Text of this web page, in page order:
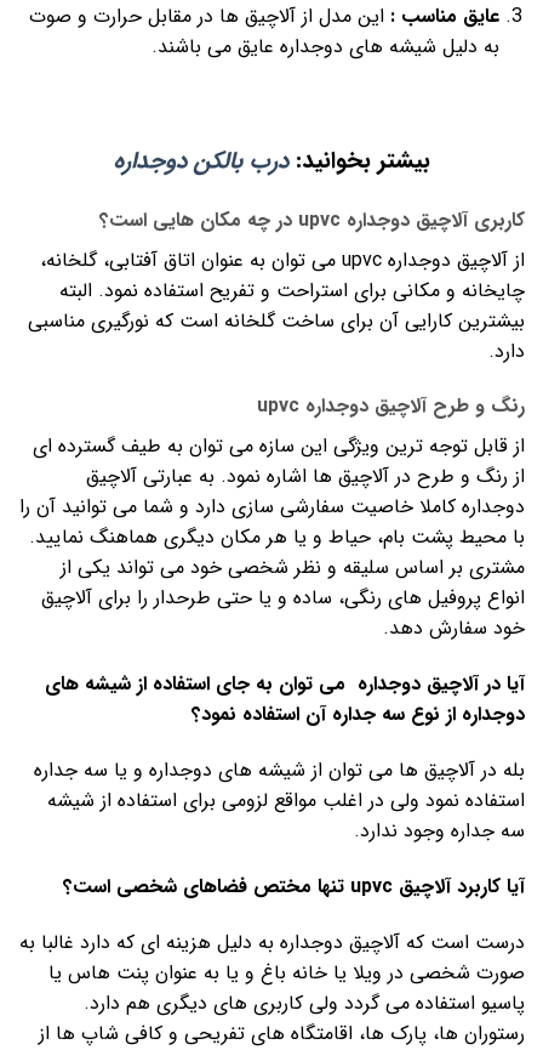
عایق مناسب : این مدل از آلاچیق ها در مقابل حرارت و صوت
به دلیل شیشه های دوجداره عایق می باشند.
بیشتر بخوانید:درب بالکن دوجداره
کاربری آلاچیق دوجداره upvc در چه مکان هایی است؟
از آلاچیق دوجداره upvc می توان به عنوان اتاق آفتابی، گلخانه،
چایخانه و مکانی برای استراحت و تفریح استفاده نمود. البته
بیشترین کارایی آن برای ساخت گلخانه است که نورگیری مناسبی
دارد.
رنگ و طرح آلاچیق دوجداره upvc
از قابل توجه ترین ویژگی این سازه می توان به طیف گسترده ای
از رنگ و طرح در آلاچیق ها اشاره نمود. به عبارتی آلاچیق
دوجداره کاملا خاصیت سفارشی سازی دارد و شما می توانید آن را
با محیط پشت بام، حیاط و یا هر مکان دیگری هماهنگ نمایید.
مشتری بر اساس سلیقه و نظر شخصی خود می تواند یکی از
انواع پروفیل های رنگی، ساده و یا حتی طرحدار را برای آلاچیق
خود سفارش دهد.
آیا در آلاچیق دوجداره می توان به جای استفاده از شیشه های
دوجداره از نوع سه جداره آن استفاده نمود؟
بله در آلاچیق ها می توان از شیشه های دوجداره و یا سه جداره
استفاده نمود ولی در اغلب مواقع لزومی برای استفاده از شیشه
سه جداره وجود ندارد.
آیا کاربرد آلاچیق upvc تنها مختص فضاهای شخصی است؟
درست است که آلاچیق دوجداره به دلیل هزینه ای که دارد غالبا به
صورت شخصی در ویلا یا خانه باغ و یا به عنوان پنت هاس یا
پاسیو استفاده می گردد ولی کاربری های دیگری هم دارد.
رستوران ها، پارک ها، اقامتگاه های تفریحی و کافی شاپ ها از